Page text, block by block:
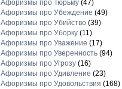
Афоризмы про Тюрьму(47)
Афоризмы про Убеждение (49)
Афоризмы про Убийство(39)
Афоризмы про Уборку(11)
Афоризмы про Уважение (17)
Афоризмы про Уверенность(94)
Афоризмы про Угрозу(16)
Афоризмы про Удивление (23)
Афоризмы про Удовольствия (168)